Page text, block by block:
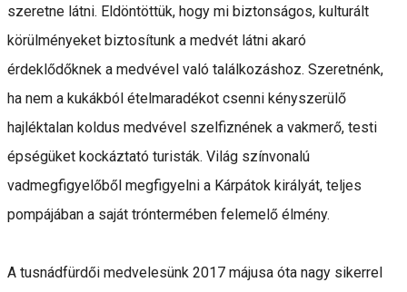
szeretne látni. Eldöntöttük, hogy mi biztonságos, kulturált
körülményeket biztosítunk a medvét látni akaró
érdeklődőknek a medvével való találkozáshoz. Szeretnénk,
ha nem a kukákból ételmaradékot csenni kényszerülő
hajléktalan koldus medvével szelfiznének a vakmerő, testi
épségüket kockáztató turisták. Világ színvonalú
vadmegfigyelőből megfigyelni a Kárpátok királyát, teljes
pompájában a saját tróntermében felemelő élmény.
A tusnádfürdői medvelesünk 2017 májusa óta nagy sikerrel